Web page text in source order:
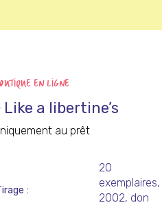
EN LIGNE
Like a libertine’s
au prêt
20
exemplaires,
2002, don